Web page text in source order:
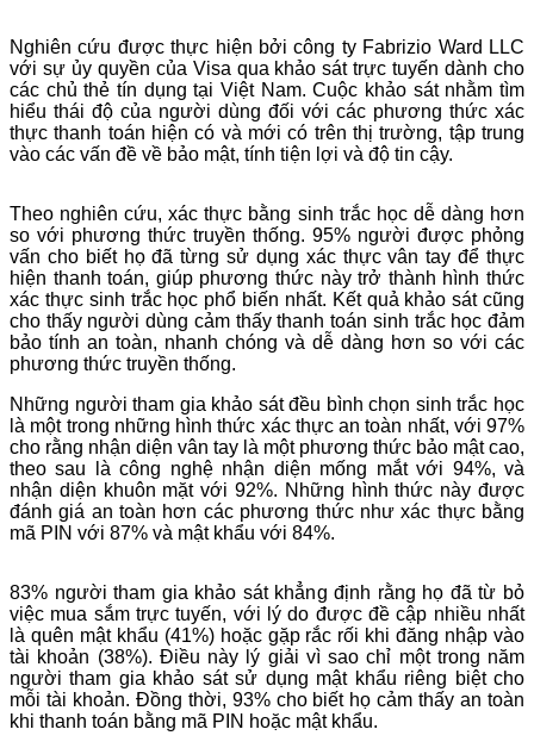
Nghiên cứu được thực hiện bởi công ty Fabrizio Ward LLC
với sự ủy quyền của Visa qua khảo sát trực tuyến dành cho
các chủ thẻ tín dụng tại Việt Nam. Cuộc khảo sát nhằm tìm
hiểu thái độ của người dùng đối với các phương thức xác
thực thanh toán hiện có và mới có trên thị trường, tập trung
vào các vấn đề về bảo mật, tính tiện lợi và độ tin cậy.
Theo nghiên cứu, xác thực bằng sinh trắc học dễ dàng hơn
so với phương thức truyền thống. 95% người được phỏng
vấn cho biết họ đã từng sử dụng xác thực vân tay để thực
hiện thanh toán, giúp phương thức này trở thành hình thức
xác thực sinh trắc học phổ biến nhất. Kết quả khảo sát cũng
cho thấy người dùng cảm thấy thanh toán sinh trắc học đảm
bảo tính an toàn, nhanh chóng và dễ dàng hơn so với các
phương thức truyền thống.
Những người tham gia khảo sát đều bình chọn sinh trắc học
là một trong những hình thức xác thực an toàn nhất, với 97%
cho rằng nhận diện vân tay là một phương thức bảo mật cao,
theo sau là công nghệ nhận diện mống mắt với 94%, và
nhận diện khuôn mặt với 92%. Những hình thức này được
đánh giá an toàn hơn các phương thức như xác thực bằng
mã PIN với 87% và mật khẩu với 84%.
83% người tham gia khảo sát khẳng định rằng họ đã từ bỏ
việc mua sắm trực tuyến, với lý do được đề cập nhiều nhất
là quên mật khẩu (41%) hoặc gặp rắc rối khi đăng nhập vào
tài khoản (38%). Điều này lý giải vì sao chỉ một trong năm
người tham gia khảo sát sử dụng mật khẩu riêng biệt cho
mỗi tài khoản. Đồng thời, 93% cho biết họ cảm thấy an toàn
khi thanh toán bằng mã PIN hoặc mật khẩu.